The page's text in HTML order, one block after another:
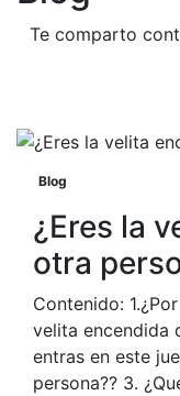
Te comparto
Blog
¿Eres la
otra
Contenido:
velita encendida
entras en este
persona?? 3.